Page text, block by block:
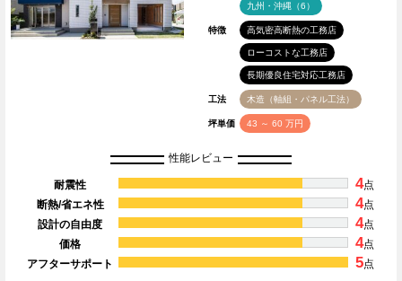
九州・沖縄（6）
特徴 高気密高断熱の工務店
ローコストな工務店
長期優良住宅対応工務店
工法 木造（軸組・パネル工法）
坪単価 43 ～ 60 万円
性能レビュー
耐震性 4点
断熱/省エネ性
4点
設計の自由度
4点
価格
4点
アフターサポート
5点